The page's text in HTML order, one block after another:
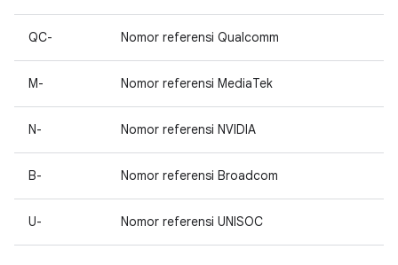
QC- Nomor referensi Qualcomm
M- Nomor referensi MediaTek
N- Nomor referensi NVIDIA
B- Nomor referensi Broadcom
U- Nomor referensi UNISOC